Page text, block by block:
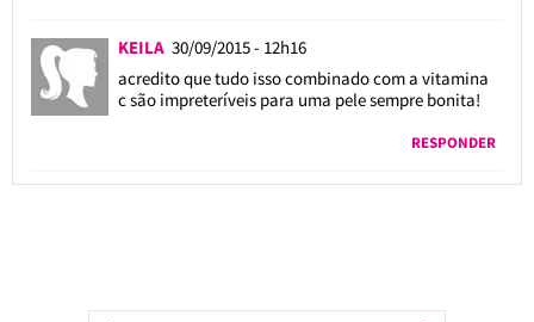
KEILA 30/09/2015 - 12h16
acredito que tudo isso combinado com a vitamina
c são impreteríveis para uma pele sempre bonita!
RESPONDER